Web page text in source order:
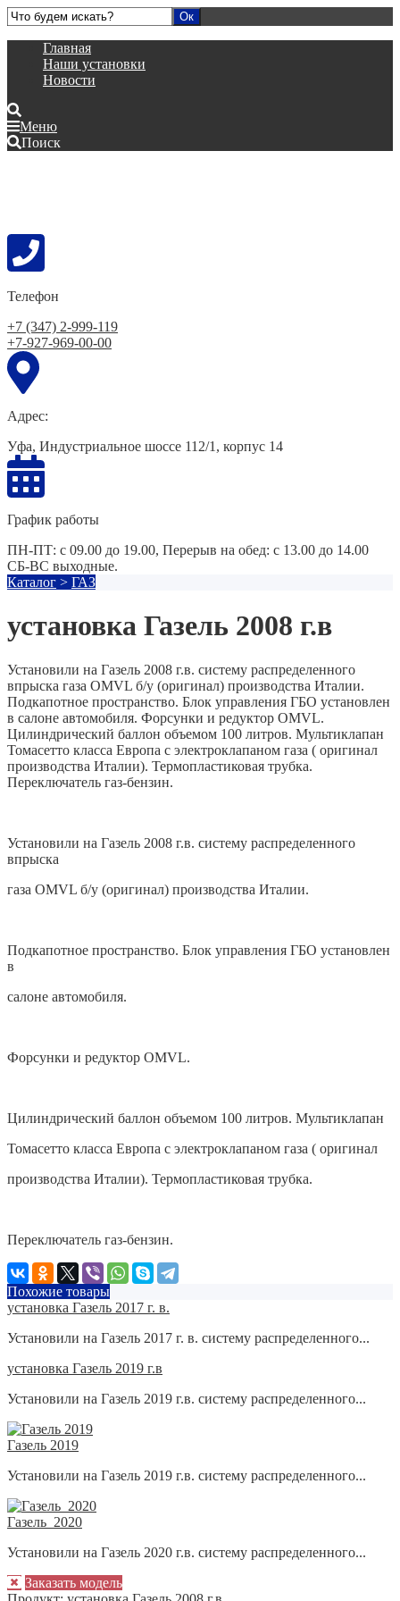
Главная
Наши установки
Новости
Меню
Поиск
Телефон
+7 (347) 2-999-119
+7-927-969-00-00
Адрес:
Уфа, Индустриальное шоссе 112/1, корпус 14
График работы
ПН-ПТ: с 09.00 до 19.00, Перерыв на обед: с 13.00 до 14.00
СБ-ВС выходные.
Каталог > ГАЗ
установка Газель 2008 г.в
Установили на Газель 2008 г.в. систему распределенного
впрыска газа OMVL б/у (оригинал) производства Италии.
Подкапотное пространство. Блок управления ГБО установлен
в салоне автомобиля. Форсунки и редуктор OMVL.
Цилиндрический баллон объемом 100 литров. Мультиклапан
Томасетто класса Европа с электроклапаном газа ( оригинал
производства Италии). Термопластиковая трубка.
Переключатель газ-бензин.
Установили на Газель 2008 г.в. систему распределенного
впрыска
газа OMVL б/у (оригинал) производства Италии.
Подкапотное пространство. Блок управления ГБО установлен
в
салоне автомобиля.
Форсунки и редуктор OMVL.
Цилиндрический баллон объемом 100 литров. Мультиклапан
Томасетто класса Европа с электроклапаном газа ( оригинал
производства Италии). Термопластиковая трубка.
Переключатель газ-бензин.
Похожие товары
установка Газель 2017 г. в.
Установили на Газель 2017 г. в. систему распределенного...
установка Газель 2019 г.в
Установили на Газель 2019 г.в. систему распределенного...
Газель 2019
Установили на Газель 2019 г.в. систему распределенного...
Газель_2020
Установили на Газель 2020 г.в. систему распределенного...
Заказать модель